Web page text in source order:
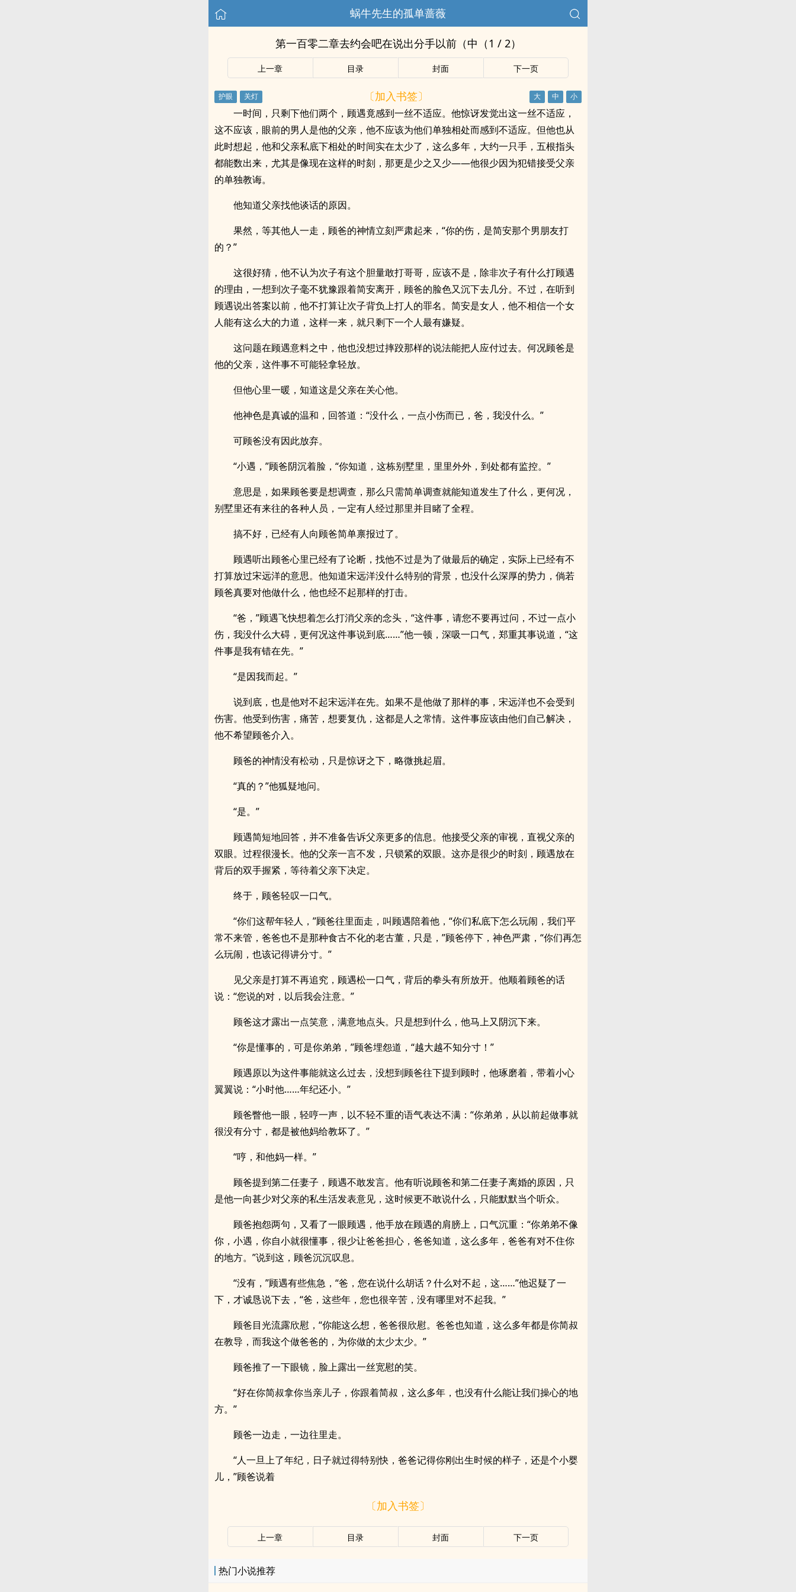
蜗牛先生的孤单蔷薇
第一百零二章去约会吧在说出分手以前（中（1 / 2）
上一章 目录 封面 下一页
〔加入书签〕
一时间，只剩下他们两个，顾遇竟感到一丝不适应。他惊讶发觉出这一丝不适应，
这不应该，眼前的男人是他的父亲，他不应该为他们单独相处而感到不适应。但他也从
此时想起，他和父亲私底下相处的时间实在太少了，这么多年，大约一只手，五根指头
都能数出来，尤其是像现在这样的时刻，那更是少之又少——他很少因为犯错接受父亲
的单独教诲。
他知道父亲找他谈话的原因。
果然，等其他人一走，顾爸的神情立刻严肃起来，“你的伤，是简安那个男朋友打
的？”
这很好猜，他不认为次子有这个胆量敢打哥哥，应该不是，除非次子有什么打顾遇
的理由，一想到次子毫不犹豫跟着简安离开，顾爸的脸色又沉下去几分。不过，在听到
顾遇说出答案以前，他不打算让次子背负上打人的罪名。简安是女人，他不相信一个女
人能有这么大的力道，这样一来，就只剩下一个人最有嫌疑。
这问题在顾遇意料之中，他也没想过摔跤那样的说法能把人应付过去。何况顾爸是
他的父亲，这件事不可能轻拿轻放。
但他心里一暖，知道这是父亲在关心他。
他神色是真诚的温和，回答道：“没什么，一点小伤而已，爸，我没什么。”
可顾爸没有因此放弃。
“小遇，”顾爸阴沉着脸，“你知道，这栋别墅里，里里外外，到处都有监控。”
意思是，如果顾爸要是想调查，那么只需简单调查就能知道发生了什么，更何况，
别墅里还有来往的各种人员，一定有人经过那里并目睹了全程。
搞不好，已经有人向顾爸简单禀报过了。
顾遇听出顾爸心里已经有了论断，找他不过是为了做最后的确定，实际上已经有不
打算放过宋远洋的意思。他知道宋远洋没什么特别的背景，也没什么深厚的势力，倘若
顾爸真要对他做什么，他也经不起那样的打击。
“爸，”顾遇飞快想着怎么打消父亲的念头，“这件事，请您不要再过问，不过一点小
伤，我没什么大碍，更何况这件事说到底……”他一顿，深吸一口气，郑重其事说道，“这
件事是我有错在先。”
“是因我而起。”
说到底，也是他对不起宋远洋在先。如果不是他做了那样的事，宋远洋也不会受到
伤害。他受到伤害，痛苦，想要复仇，这都是人之常情。这件事应该由他们自己解决，
他不希望顾爸介入。
顾爸的神情没有松动，只是惊讶之下，略微挑起眉。
“真的？”他狐疑地问。
“是。”
顾遇简短地回答，并不准备告诉父亲更多的信息。他接受父亲的审视，直视父亲的
双眼。过程很漫长。他的父亲一言不发，只锁紧的双眼。这亦是很少的时刻，顾遇放在
背后的双手握紧，等待着父亲下决定。
终于，顾爸轻叹一口气。
“你们这帮年轻人，”顾爸往里面走，叫顾遇陪着他，“你们私底下怎么玩闹，我们平
常不来管，爸爸也不是那种食古不化的老古董，只是，”顾爸停下，神色严肃，“你们再怎
么玩闹，也该记得讲分寸。”
见父亲是打算不再追究，顾遇松一口气，背后的拳头有所放开。他顺着顾爸的话
说：“您说的对，以后我会注意。”
顾爸这才露出一点笑意，满意地点头。只是想到什么，他马上又阴沉下来。
“你是懂事的，可是你弟弟，”顾爸埋怨道，“越大越不知分寸！”
顾遇原以为这件事能就这么过去，没想到顾爸往下提到顾时，他琢磨着，带着小心
翼翼说：“小时他……年纪还小。”
顾爸瞥他一眼，轻哼一声，以不轻不重的语气表达不满：“你弟弟，从以前起做事就
很没有分寸，都是被他妈给教坏了。”
“哼，和他妈一样。”
顾爸提到第二任妻子，顾遇不敢发言。他有听说顾爸和第二任妻子离婚的原因，只
是他一向甚少对父亲的私生活发表意见，这时候更不敢说什么，只能默默当个听众。
顾爸抱怨两句，又看了一眼顾遇，他手放在顾遇的肩膀上，口气沉重：“你弟弟不像
你，小遇，你自小就很懂事，很少让爸爸担心，爸爸知道，这么多年，爸爸有对不住你
的地方。”说到这，顾爸沉沉叹息。
“没有，”顾遇有些焦急，“爸，您在说什么胡话？什么对不起，这……”他迟疑了一
下，才诚恳说下去，“爸，这些年，您也很辛苦，没有哪里对不起我。”
顾爸目光流露欣慰，“你能这么想，爸爸很欣慰。爸爸也知道，这么多年都是你简叔
在教导，而我这个做爸爸的，为你做的太少太少。”
顾爸推了一下眼镜，脸上露出一丝宽慰的笑。
“好在你简叔拿你当亲儿子，你跟着简叔，这么多年，也没有什么能让我们操心的地
方。”
顾爸一边走，一边往里走。
“人一旦上了年纪，日子就过得特别快，爸爸记得你刚出生时候的样子，还是个小婴
儿，”顾爸说着
〔加入书签〕
上一章 目录 封面 下一页
热门小说推荐